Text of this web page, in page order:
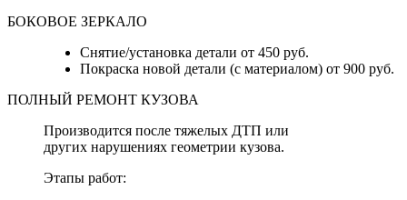
БОКОВОЕ ЗЕРКАЛО
Снятие/установка детали от 450 руб.
Покраска новой детали (с материалом) от 900 руб.
ПОЛНЫЙ РЕМОНТ КУЗОВА
Производится после тяжелых ДТП или
других нарушениях геометрии кузова.
Этапы работ: